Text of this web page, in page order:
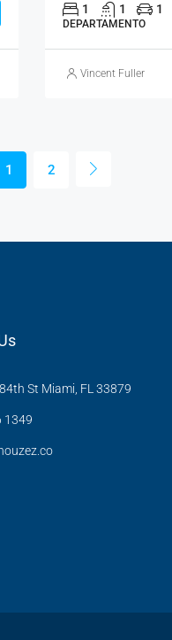
1 1 1
DEPARTAMENTO
Vincent Fuller
1 2
St Miami, FL 33879
1349